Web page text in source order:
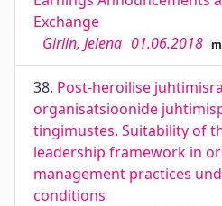
Exchange
Girlin, Jelena 01.06.2018
38. Post-heroilise
organisatsioonide
tingimustes. Suitability of
leadership framework in
management practices
conditions